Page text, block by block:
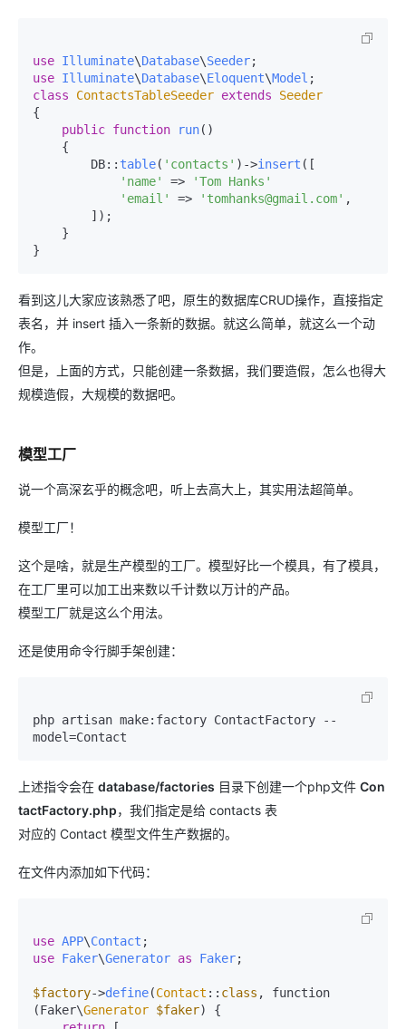
use Illuminate\Database\Seeder
use Illuminate\Database\Eloquent\Model
class
ContactsTableSeeder extends
Seeder
{
public function run( )
{
        DB::
table( 'contacts' )->insert ([
'name'
=>
'Tom Hanks'
'email'
=> 'tomhanks@gmail.com' ,
}
看到这儿大家应该熟悉了吧，原生的数据库CRUD操作，直接指定
表名，并 insert 插入一条新的数据。就这么简单，就这么一个动
作。
但是，上面的方式，只能创建一条数据，我们要造假，怎么也得大
规模造假，大规模的数据吧。
模型工厂
说一个高深玄乎的概念吧，听上去高大上，其实用法超简单。
模型工厂！
这个是啥，就是生产模型的工厂。模型好比一个模具，有了模具，
在工厂里可以加工出来数以千计数以万计的产品。
模型工厂就是这么个用法。
还是使用命令行脚手架创建：
php artisan make:factory ContactFactory --
model=Contact
上述指令会在 database/factories 目录下创建一个php文件 Con
tactFactory.php，我们指定是给 contacts 表
对应的 Contact 模型文件生产数据的。
在文件内添加如下代码：
use APP\Contact
use Faker\Generator as Faker;
$factory->define(Contact :: class , function
(Faker\Generator $faker) {